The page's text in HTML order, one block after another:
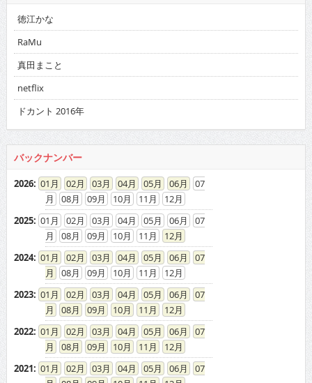
真田まこと
ドカント 2016年
バックナンバー
2026:01 02 03 04 05 06
07
08
09 10 11
12
08
09 10 11
12
01 02 03 04 05 06
08
09 10 11
12
01 02 03 04 05 06
08
09 10 11
12
01 02 03 04 05 06
08
09 10 11
12
01 02 03 04 05 06
08
09 10 11
12
01 02 03 04 05 06
08
09 10 11
12